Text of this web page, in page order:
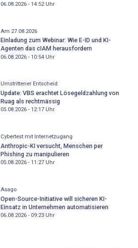
06.08.2026 - 14:52Uhr
Am 27.08.2026
Einladung zum Webinar: Wie E-ID und KI-
Agenten das cIAM herausfordern
06.08.2026 - 10:54Uhr
Umstrittener Entscheid
Update: VBS erachtet Lösegeldzahlung von
Ruag als rechtmässig
05.08.2026 - 12:17Uhr
Cybertest mit Internetzugang
Anthropic-KI versucht, Menschen per
Phishing zu manipulieren
05.08.2026 - 11:27Uhr
Asago
Open-Source-Initiative will sicheren KI-
Einsatz in Unternehmen automatisieren
06.08.2026 - 09:23Uhr